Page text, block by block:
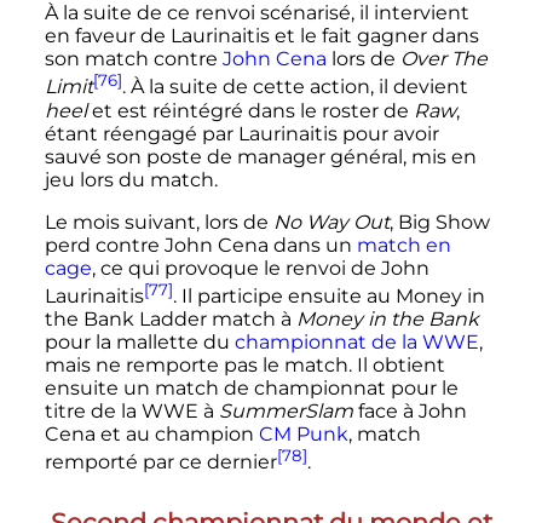
À la suite de ce renvoi scénarisé, il intervient
en faveur de Laurinaitis et le fait gagner dans
son match contre John Cena lors de Over The
Limit[76]. À la suite de cette action, il devient
heelet est réintégré dans le roster de Raw,
étant réengagé par Laurinaitis pour avoir
sauvé son poste de manager général, mis en
jeu lors du match.
Le mois suivant, lors de No Way Out, Big Show
perd contre John Cena dans un match en
cage, ce qui provoque le renvoi de John
Laurinaitis[77]. Il participe ensuite au Money in
the Bank Ladder match à Money in the Bank
pour la mallette du championnat de la WWE,
mais ne remporte pas le match. Il obtient
ensuite un match de championnat pour le
titre de la WWE à SummerSlamface à John
Cena et au champion CM Punk, match
remporté par ce dernier[78].